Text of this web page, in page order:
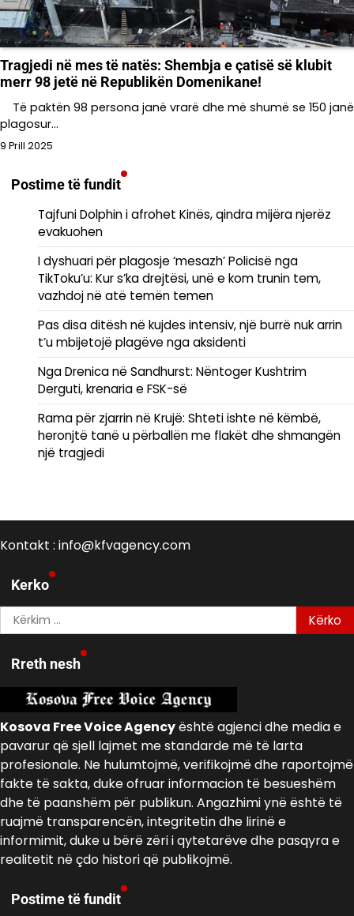
Tragjedi në mes të natës: Shembja e çatisë së klubit
merr 98 jetë në Republikën Domenikane!
Të paktën 98 persona janë vrarë dhe më shumë se 150 janë
plagosur…
9 Prill 2025
Postime të fundit
Tajfuni Dolphin i afrohet Kinës, qindra mijëra njerëz
evakuohen
I dyshuari për plagosje ‘mesazh’ Policisë nga
TikToku’u: Kur s’ka drejtësi, unë e kom trunin tem,
vazhdoj në atë temën temen
Pas disa ditësh në kujdes intensiv, një burrë nuk arrin
t’u mbijetojë plagëve nga aksidenti
Nga Drenica në Sandhurst: Nëntoger Kushtrim
Derguti, krenaria e FSK-së
Rama për zjarrin në Krujë: Shteti ishte në këmbë,
heronjtë tanë u përballën me flakët dhe shmangën
një tragjedi
Kontakt : info@kfvagency.com
Kerko
Kërko
për:
Rreth nesh
Kosova Free Voice Agencyështë agjenci dhe media e
pavarur që sjell lajmet me standarde më të larta
profesionale. Ne hulumtojmë, verifikojmë dhe raportojmë
fakte të sakta, duke ofruar informacion të besueshëm
dhe të paanshëm për publikun. Angazhimi ynë është të
ruajmë transparencën, integritetin dhe lirinë e
informimit, duke u bërë zëri i qytetarëve dhe pasqyra e
realitetit në çdo histori që publikojmë.
Postime të fundit